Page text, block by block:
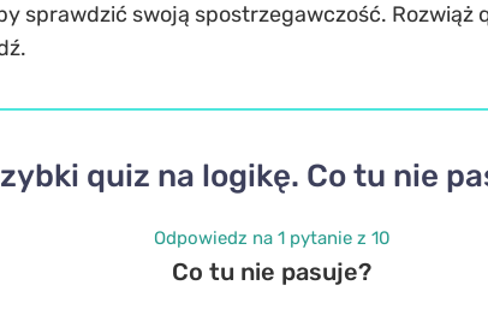
sprawdzić swoją spostrzegawczość. Rozwiąż
quiz na logikę. Co tu nie
Odpowiedz na 1 pytanie z 10
Co tu nie pasuje?